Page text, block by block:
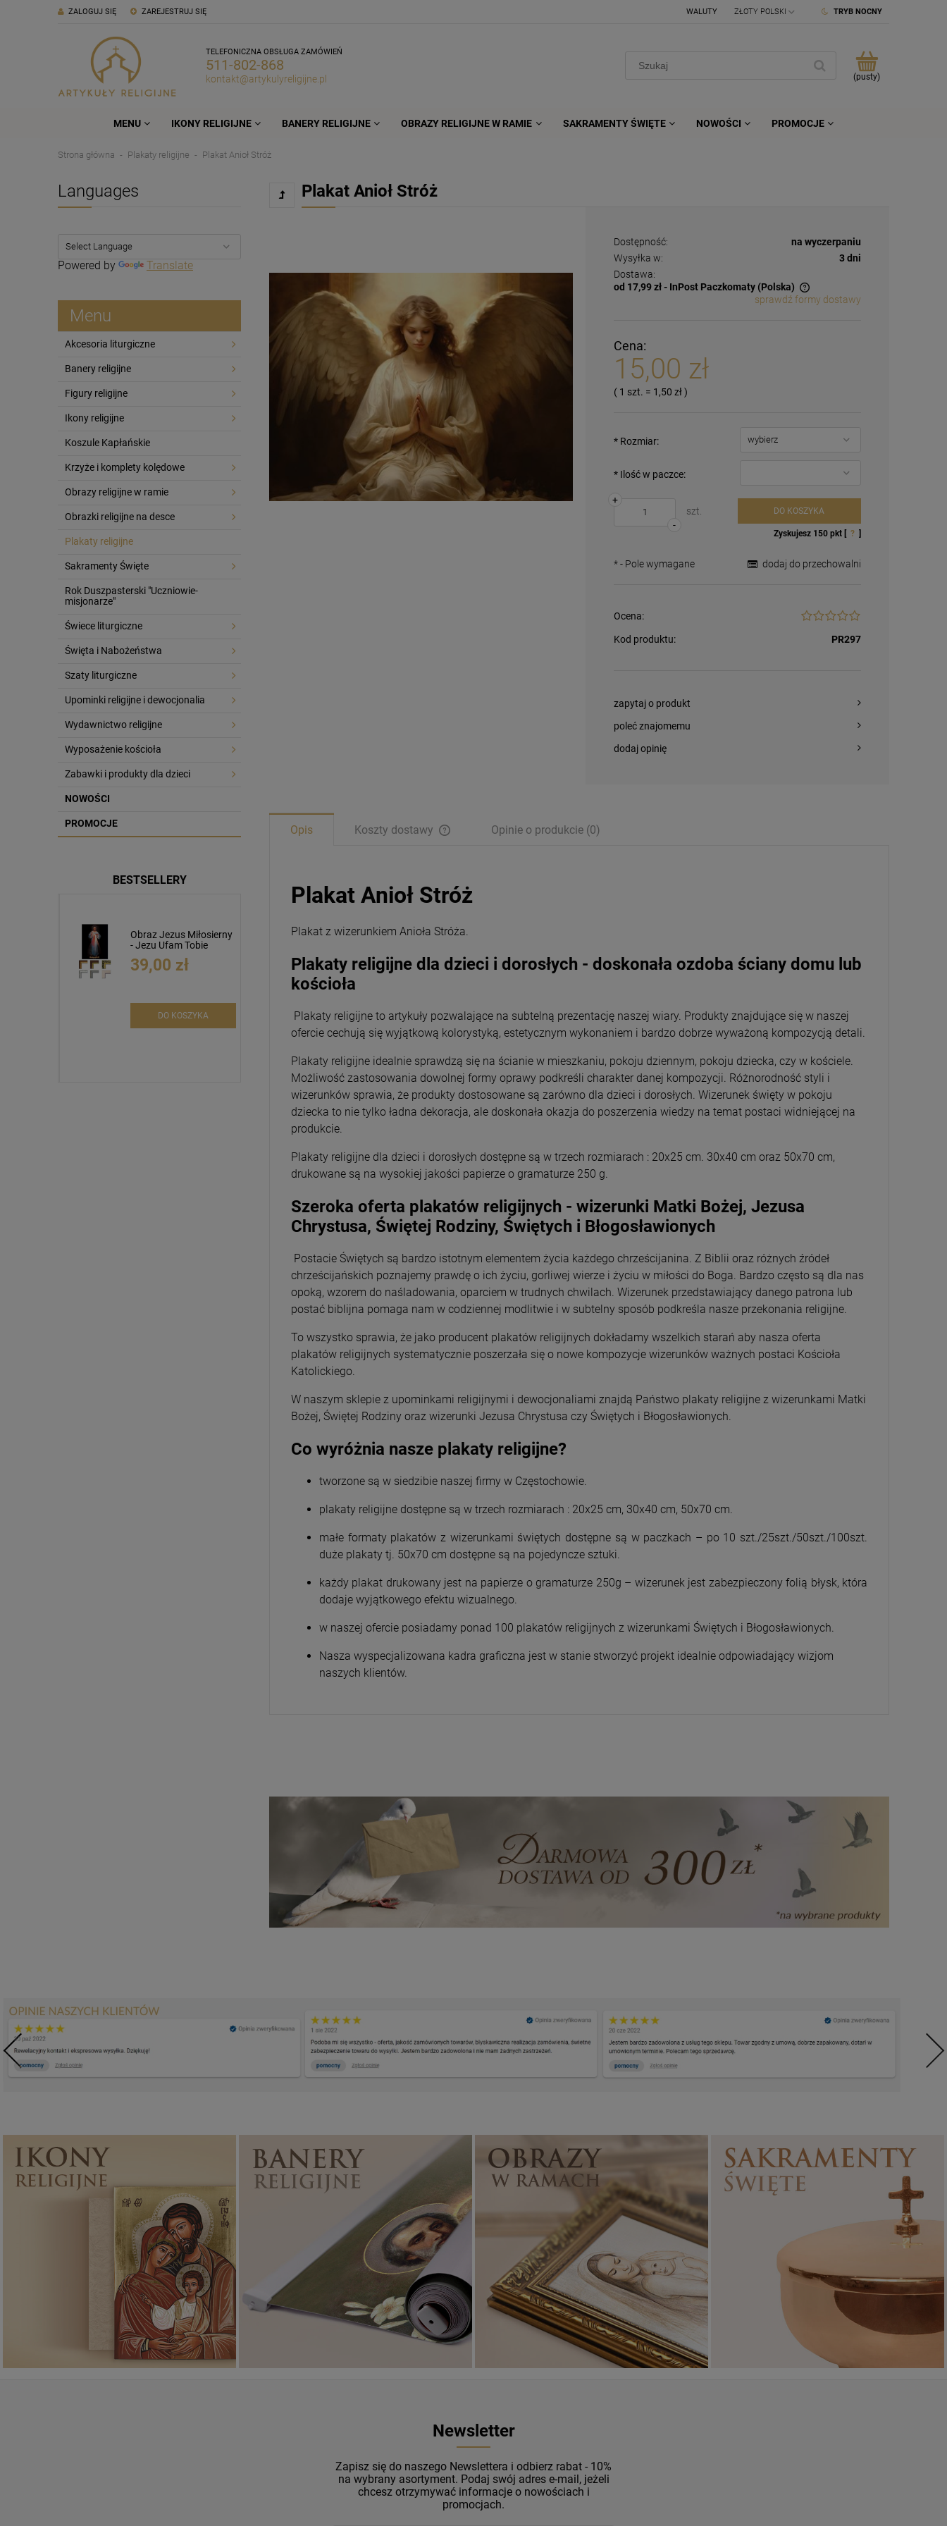
ZAREJESTRUJ SIĘ
ZALOGUJ SIĘ TRYB NOCNY
WALUTY
TELEFONICZNA OBSŁUGA ZAMÓWIEŃ
511-802-868
kontakt@artykulyreligijne.pl (pusty)
MENU IKONY RELIGIJNE BANERY RELIGIJNE OBRAZY RELIGIJNE W RAMIE SAKRAMENTY ŚWIĘTE NOWOŚCI PROMOCJE
Strona główna Plakaty religijne Plakat Anioł Stróż
Languages
Powered by Translate
Menu
Akcesoria liturgiczne
Banery religijne
Figury religijne
Ikony religijne
Koszule Kapłańskie
Krzyże i komplety kolędowe
Obrazy religijne w ramie
Obrazki religijne na desce
Plakaty religijne
Sakramenty Święte
Rok Duszpasterski "Uczniowie-
misjonarze"
Świece liturgiczne
Święta i Nabożeństwa
Szaty liturgiczne
Upominki religijne i dewocjonalia
Wydawnictwo religijne
Wyposażenie kościoła
Zabawki i produkty dla dzieci
NOWOŚCI
PROMOCJE
BESTSELLERY
Obraz Jezus Miłosierny
- Jezu Ufam Tobie
39,00 zł
DO KOSZYKA
Magnesy religijne
Wyszyński
26,00 zł
-
e
DO KOSZYKA
Wyszyński
26,00 zł
-
e
DO KOSZYKA
Plakat Anioł Stróż
Dostępność:
na wyczerpaniu
Wysyłka w:
3 dni
Dostawa:
od 17,99 zł - InPost Paczkomaty (Polska)
sprawdź formy dostawy
Cena:
15,00 zł
( 1 szt. = 1,50 zł)
* Rozmiar:
* Ilość w paczce:
-
+
szt.
DO KOSZYKA
Zyskujesz 150pkt [ ? ]
dodaj do przechowalni
*- Pole wymagane
Ocena:
Kod produktu: PR297
zapytaj o produkt
poleć znajomemu
dodaj opinię
Opis Koszty dostawy Opinie o produkcie (0)
Plakat Anioł Stróż
Plakat z wizerunkiem Anioła Stróża.
Plakaty religijne dla dzieci i dorosłych - doskonała ozdoba ściany domu lub
kościoła
Plakaty religijne to artykuły pozwalające na subtelną prezentację naszej wiary. Produkty znajdujące się w naszej
ofercie cechują się wyjątkową kolorystyką, estetycznym wykonaniem i bardzo dobrze wyważoną kompozycją detali.
Plakaty religijne idealnie sprawdzą się na ścianie w mieszkaniu, pokoju dziennym, pokoju dziecka, czy w kościele.
Możliwość zastosowania dowolnej formy oprawy podkreśli charakter danej kompozycji. Różnorodność styli i
wizerunków sprawia, że produkty dostosowane są zarówno dla dzieci i dorosłych. Wizerunek święty w pokoju
dziecka to nie tylko ładna dekoracja, ale doskonała okazja do poszerzenia wiedzy na temat postaci widniejącej na
produkcie.
Plakaty religijne dla dzieci i dorosłych dostępne są w trzech rozmiarach : 20x25 cm. 30x40 cm oraz 50x70 cm,
drukowane są na wysokiej jakości papierze o gramaturze 250 g.
Szeroka oferta plakatów religijnych - wizerunki Matki Bożej, Jezusa
Chrystusa, Świętej Rodziny, Świętych i Błogosławionych
Postacie Świętych są bardzo istotnym elementem życia każdego chrześcijanina. Z Biblii oraz różnych źródeł
chrześcijańskich poznajemy prawdę o ich życiu, gorliwej wierze i życiu w miłości do Boga. Bardzo często są dla nas
opoką, wzorem do naśladowania, oparciem w trudnych chwilach. Wizerunek przedstawiający danego patrona lub
postać biblijna pomaga nam w codziennej modlitwie i w subtelny sposób podkreśla nasze przekonania religijne.
To wszystko sprawia, że jako producent plakatów religijnych dokładamy wszelkich starań aby nasza oferta
plakatów religijnych systematycznie poszerzała się o nowe kompozycje wizerunków ważnych postaci Kościoła
Katolickiego.
W naszym sklepie z upominkami religijnymi i dewocjonaliami znajdą Państwo plakaty religijne z wizerunkami Matki
Bożej, Świętej Rodziny oraz wizerunki Jezusa Chrystusa czy Świętych i Błogosławionych.
Co wyróżnia nasze plakaty religijne?
tworzone są w siedzibie naszej firmy w Częstochowie.
plakaty religijne dostępne są w trzech rozmiarach : 20x25 cm, 30x40 cm, 50x70 cm.
małe formaty plakatów z wizerunkami świętych dostępne są w paczkach – po 10 szt./25szt./50szt./100szt.
duże plakaty tj. 50x70 cm dostępne są na pojedyncze sztuki.
każdy plakat drukowany jest na papierze o gramaturze 250g – wizerunek jest zabezpieczony folią błysk, która
dodaje wyjątkowego efektu wizualnego.
w naszej ofercie posiadamy ponad 100 plakatów religijnych z wizerunkami Świętych i Błogosławionych.
Nasza wyspecjalizowana kadra graficzna jest w stanie stworzyć projekt idealnie odpowiadający wizjom
naszych klientów.
Ikony religijne
PONAD 400
WZORÓW
Banery religijne Obrazy religijne
PIĘKNE
WZORY
Sakramenty Święte
Newsletter
Zapisz się do naszego Newslettera i odbierz rabat - 10%
na wybrany asortyment. Podaj swój adres e-mail, jeżeli
chcesz otrzymywać informacje o nowościach i
promocjach.